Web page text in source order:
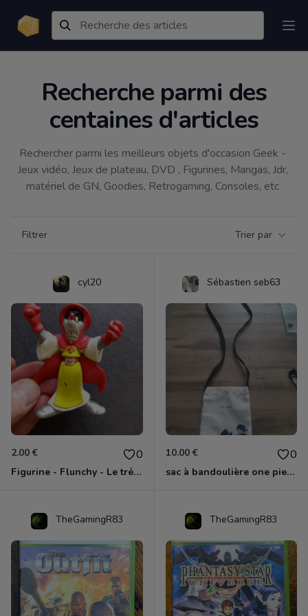
Recherche parmi des
centaines d'articles
Rechercher parmi les meilleurs objets d'occasion Geek -
Jeux vidéo, Jeux de plateau, DVD , Figurines, Mangas, Jdr,
matériel de GN, Goodies, Retrogaming, Consoles, etc
Filtrer Trier par
cyl20
2.00 € 0
Figurine - Flunchy - Le trésor des templiers
Sébastien seb63
10.00 € 0
sac à bandoulière one piece neuf
TheGamingR83 TheGamingR83